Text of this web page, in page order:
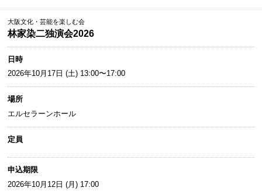
大阪文化・芸能を楽しむ会
林家染二独演会2026
日時
2026年10月17日 (土) 13:00〜17:00
場所
エルセラーンホール
定員
申込期限
2026年10月12日 (月) 17:00